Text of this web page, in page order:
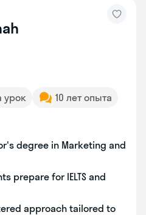
урок
10 лет опыта
degree in Marketing and
prepare for IELTS and
approach tailored to